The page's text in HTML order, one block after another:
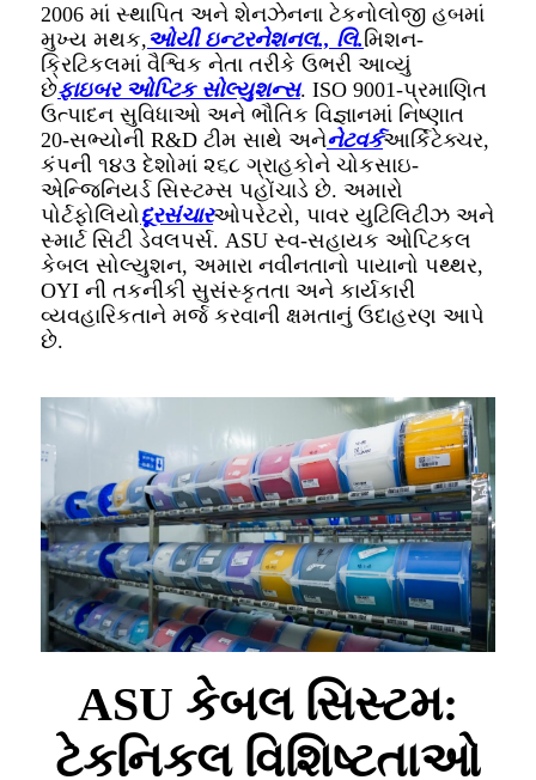
2006 માં સ્થાપિત અને શેનઝેનના ટેકનોલોજી હબમાં
મુખ્ય મથક, ઓયી ઇન્ટરનેશનલ., લિ.મિશન-
ક્રિટિકલમાં વૈશ્વિક નેતા તરીકે ઉભરી આવ્યું
છેફાઇબર ઓપ્ટિક સોલ્યુશન્સ. ISO 9001-પ્રમાણિત
ઉત્પાદન સુવિધાઓ અને ભૌતિક વિજ્ઞાનમાં નિષ્ણાત
20-સભ્યોની R&D ટીમ સાથે અનેનેટવર્કઆર્કિટેક્ચર,
કંપની ૧૪૩ દેશોમાં ૨૬૮ ગ્રાહકોને ચોકસાઇ-
એન્જિનિયર્ડ સિસ્ટમ્સ પહોંચાડે છે. અમારો
પોર્ટફોલિયોદૂરસંચારઓપરેટરો, પાવર યુટિલિટીઝ અને
સ્માર્ટ સિટી ડેવલપર્સ. ASU સ્વ-સહાયક ઓપ્ટિકલ
કેબલ સોલ્યુશન, અમારા નવીનતાનો પાયાનો પથ્થર,
OYI ની તકનીકી સુસંસ્કૃતતા અને કાર્યકારી
વ્યવહારિકતાને મર્જ કરવાની ક્ષમતાનું ઉદાહરણ આપે
છે.
ASU કેબલ સિસ્ટમ:
ટેકનિકલ વિશિષ્ટતાઓ